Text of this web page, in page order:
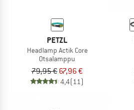
PETZL
Headlamp Actik Core
Otsalamppu
79,95 € 67,96 €
4,4(11)